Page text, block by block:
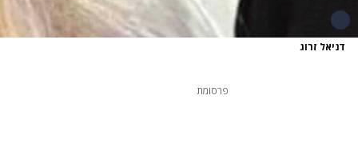
דניאל זרוג
פרסומת